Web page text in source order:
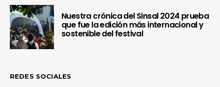
Nuestra crónica del Sinsal 2024 prueba
que fue la edición más internacional y
sostenible del festival
REDES SOCIALES